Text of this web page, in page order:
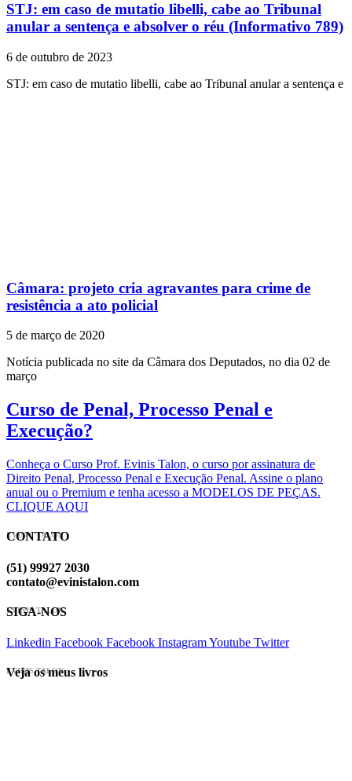
STJ: em caso de mutatio libelli, cabe ao Tribunal
anular a sentença e absolver o réu (Informativo 789)
6 de outubro de 2023
STJ: em caso de mutatio libelli, cabe ao Tribunal anular a sentença e
Câmara: projeto cria agravantes para crime de
resistência a ato policial
5 de março de 2020
Notícia publicada no site da Câmara dos Deputados, no dia 02 de
março
Curso de Penal, Processo Penal e
Execução?
Conheça o Curso Prof. Evinis Talon, o curso por assinatura de
Direito Penal, Processo Penal e Execução Penal. Assine o plano
anual ou o Premium e tenha acesso a MODELOS DE PEÇAS.
CLIQUE AQUI
EVINIS TALON
CONTATO
(51) 99927 2030
contato@evinistalon.com
EVINIS TALON
SIGA-NOS
Linkedin Facebook Facebook InstagramYoutube Twitter
EVINIS TALON
Veja os meus livros